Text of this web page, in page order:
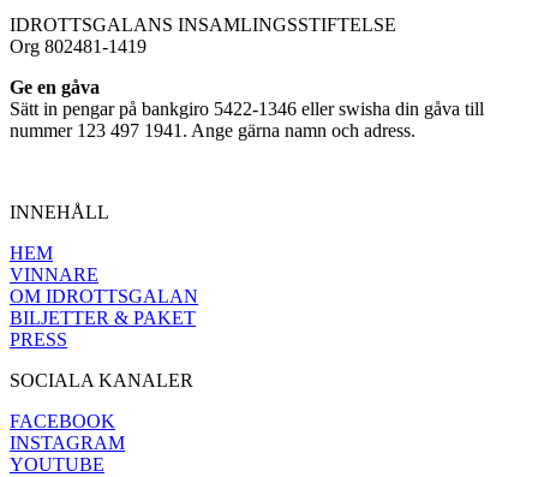
IDROTTSGALANS INSAMLINGSSTIFTELSE
Org 802481-1419
Ge en gåva
Sätt in pengar på bankgiro 5422-1346 eller swisha din gåva till
nummer 123 497 1941. Ange gärna namn och adress.
INNEHÅLL
HEM
VINNARE
OM IDROTTSGALAN
BILJETTER & PAKET
PRESS
SOCIALA KANALER
FACEBOOK
INSTAGRAM
YOUTUBE